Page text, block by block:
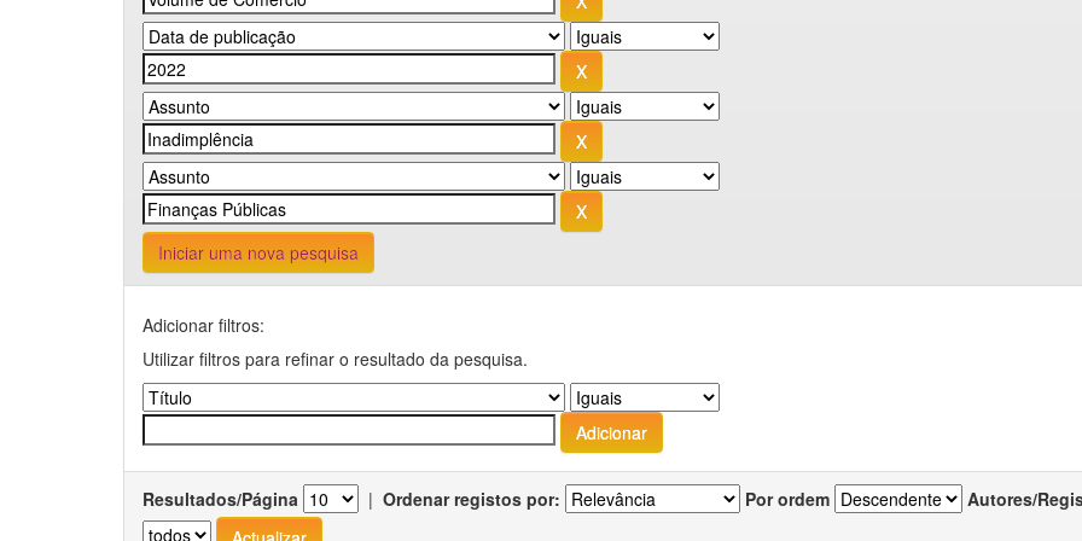
Iniciar uma nova pesquisa
Adicionar filtros:
Utilizar filtros para refinar o resultado da pesquisa.
Resultados/Página | Ordenar registos por: Por ordem Autores/